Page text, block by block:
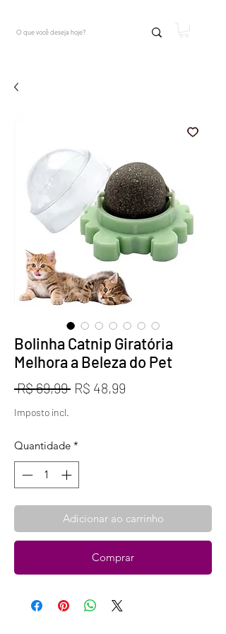
Bolinha Catnip Giratória
Melhora a Beleza do Pet
R$ 69,99 Preço
R$ 48,99
Imposto incl.
Quantidade *
Adicionar ao carrinho
Comprar